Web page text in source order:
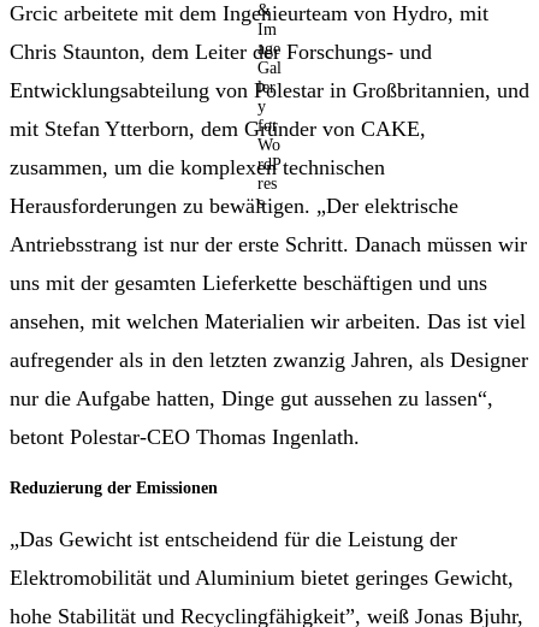
Grcic arbeitete mit dem Ingenieurteam von Hydro, mit
Chris Staunton, dem Leiter der Forschungs- und
Entwicklungsabteilung von Polestar in Großbritannien, und
mit Stefan Ytterborn, dem Gründer von CAKE,
zusammen, um die komplexen technischen
Herausforderungen zu bewältigen. „Der elektrische
Antriebsstrang ist nur der erste Schritt. Danach müssen wir
uns mit der gesamten Lieferkette beschäftigen und uns
ansehen, mit welchen Materialien wir arbeiten. Das ist viel
aufregender als in den letzten zwanzig Jahren, als Designer
nur die Aufgabe hatten, Dinge gut aussehen zu lassen“,
betont Polestar-CEO Thomas Ingenlath.
Reduzierung der Emissionen
„Das Gewicht ist entscheidend für die Leistung der
Elektromobilität und Aluminium bietet geringes Gewicht,
hohe Stabilität und Recyclingfähigkeit”, weiß Jonas Bjuhr,